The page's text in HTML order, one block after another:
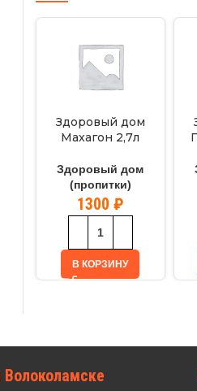
Здоровый дом
Махагон 2,7л
Здоровый дом
(пропитки)
1300 ₽
В КОРЗИНУ